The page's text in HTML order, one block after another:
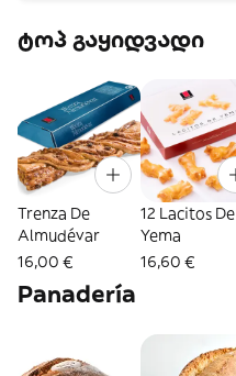
ტოპ გაყიდვადი
Trenza De
Almudévar
16,00 €
12 Lacitos De
Yema
16,60 €
Panadería